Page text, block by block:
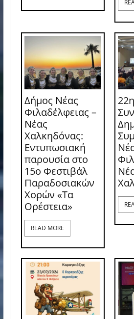
Δήμος Νέας
Φιλαδέλφειας –
Νέας
Χαλκηδόνας:
Εντυπωσιακή
παρουσία στο
15ο Φεστιβάλ
Παραδοσιακών
Χορών «Τα
Ορέστεια»
READ MORE